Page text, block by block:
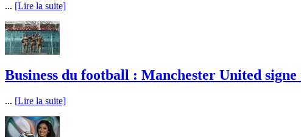
... [Lire la suite]
Business du football : Manchester United
... [Lire la suite]